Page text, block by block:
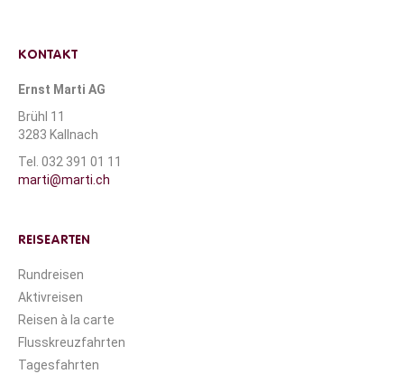
KONTAKT
Ernst Marti AG
Brühl 11
3283 Kallnach
Tel. 032 391 01 11
marti@marti.ch
REISEARTEN
Rundreisen
Aktivreisen
Reisen à la carte
Flusskreuzfahrten
Tagesfahrten